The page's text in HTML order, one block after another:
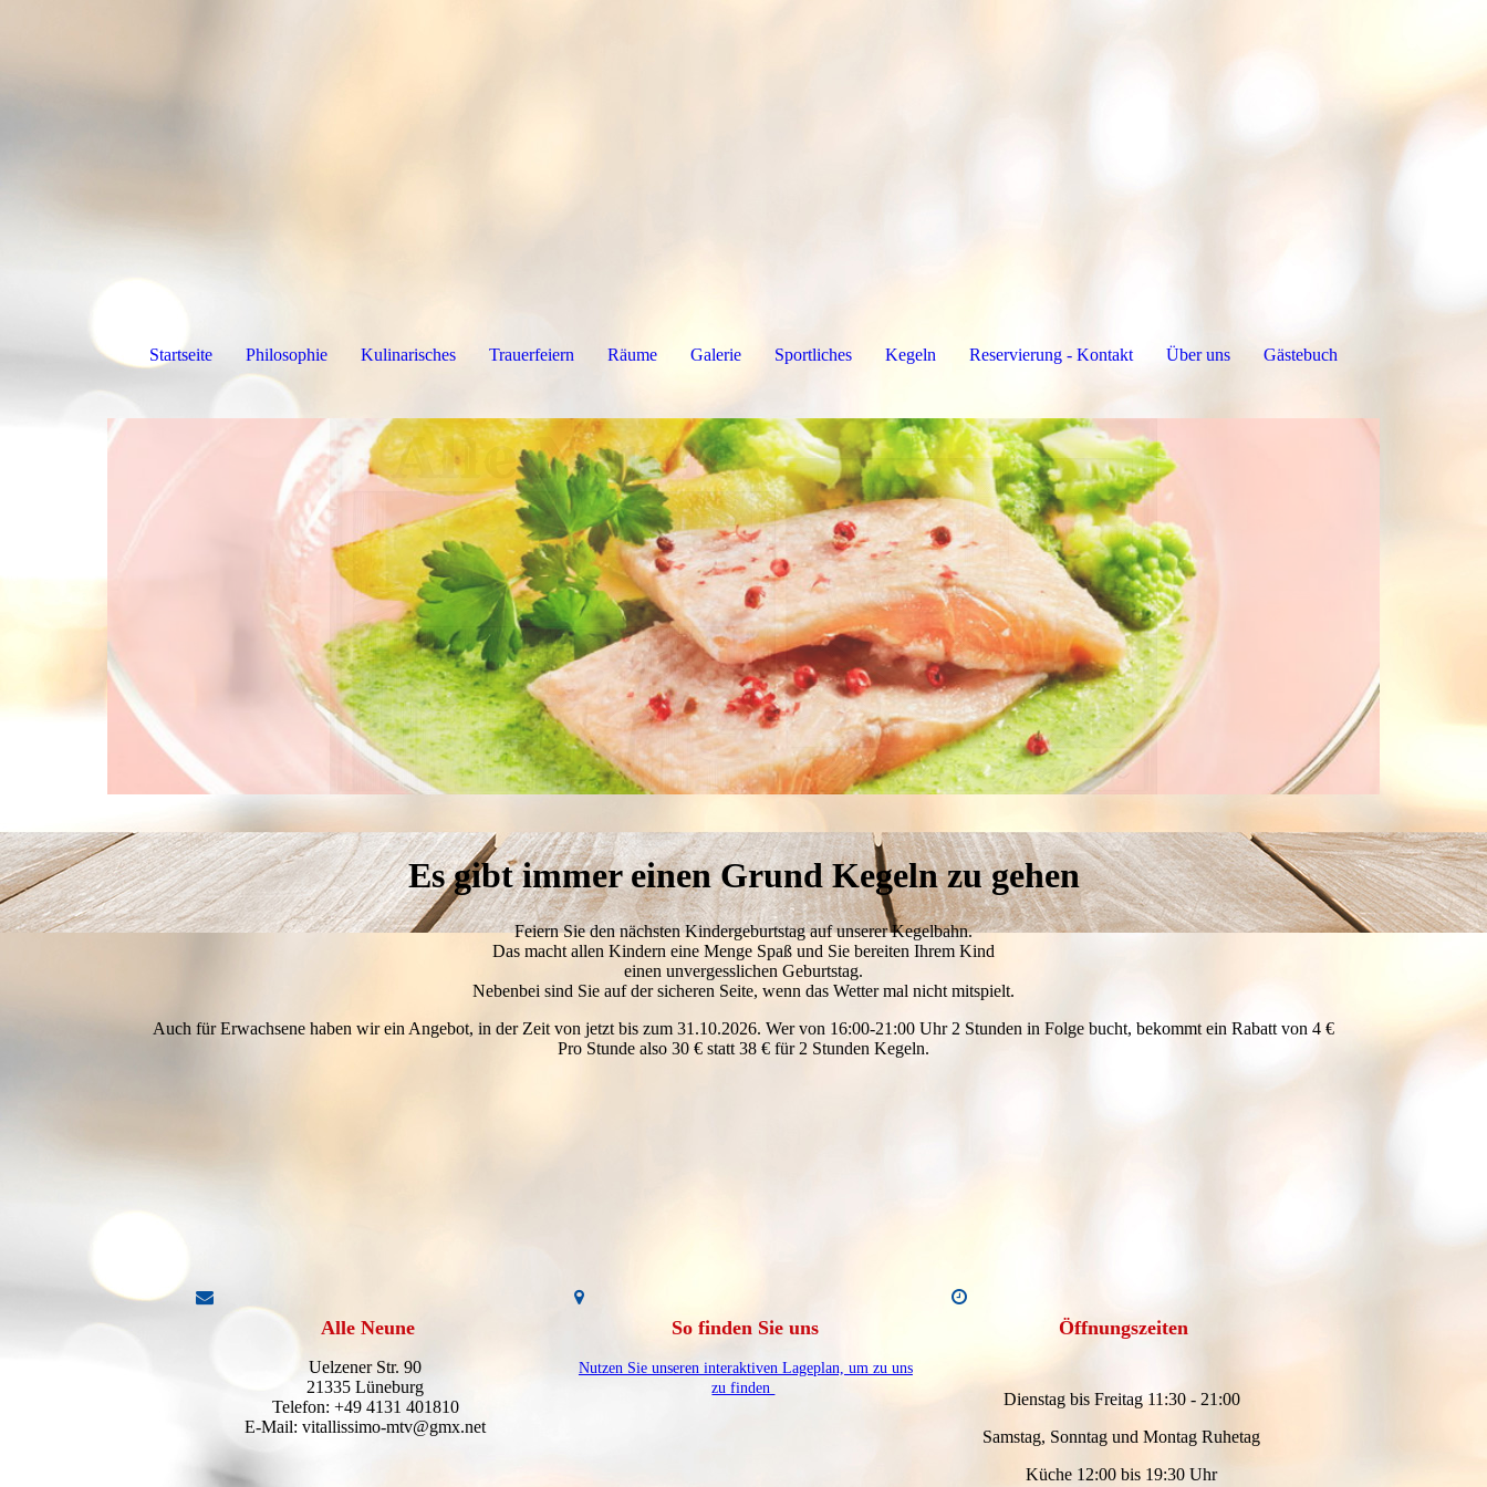
Startseite Philosophie Kulinarisches Trauerfeiern Räume Galerie Sportliches Kegeln Reservierung - Kontakt Über uns Gästebuch
Es gibt immer einen Grund Kegeln zu gehen
Feiern Sie den nächsten Kindergeburtstag auf unserer Kegelbahn.
Das macht allen Kindern eine Menge Spaß und Sie bereiten Ihrem Kind
einen unvergesslichen Geburtstag.
Nebenbei sind Sie auf der sicheren Seite, wenn das Wetter mal nicht mitspielt.
Auch für Erwachsene haben wir ein Angebot, in der Zeit von jetzt bis zum 31.10.2026. Wer von 16:00-21:00 Uhr 2 Stunden in Folge bucht, bekommt ein Rabatt von 4 €
Pro Stunde also 30 € statt 38 € für 2 Stunden Kegeln.
Alle Neune
Uelzener Str. 90
21335 Lüneburg
Telefon: +49 4131 401810
E-Mail: vitallissimo-mtv@gmx.net
So finden Sie uns
Nutzen Sie unseren interaktiven Lageplan, um zu uns
zu finden
Öffnungszeiten
Dienstag bis Freitag 11:30 - 21:00
Samstag, Sonntag und Montag Ruhetag
Küche 12:00 bis 19:30 Uhr